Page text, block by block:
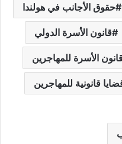
حقوق الأجانب في هولندا
قانون الأسرة الدولي
الأسرة للمهاجرين
قانونية للمهاجرين